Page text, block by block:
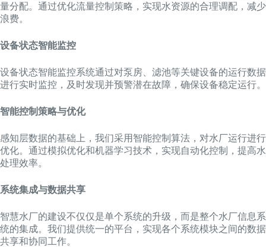
量分配。通过优化流量控制策略，实现水资源的合理调配，减少
浪费。
设备状态智能监控
设备状态智能监控系统通过对泵房、滤池等关键设备的运行数据
进行实时监控，及时发现并预警潜在故障，确保设备稳定运行。
智能控制策略与优化
感知层数据的基础上，我们采用智能控制算法，对水厂运行进行
优化。通过模拟优化和机器学习技术，实现自动化控制，提高水
处理效率。
系统集成与数据共享
智慧水厂的建设不仅仅是单个系统的升级，而是整个水厂信息系
统的集成。我们提供统一的平台，实现各个系统模块之间的数据
共享和协同工作。